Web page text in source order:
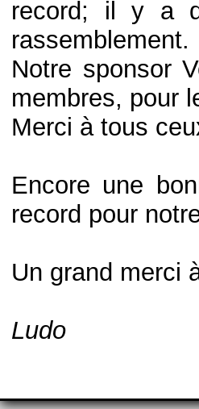
record; il y a
rassemblement.
Notre sponsor
membres, pour
Merci à tous
Encore une
record pour
Un grand merci
Ludo